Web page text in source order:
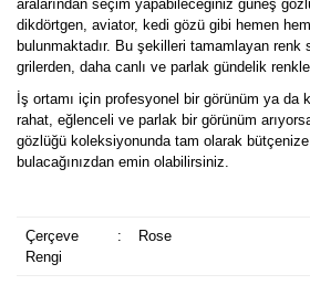
aralarından seçim yapabileceğiniz güneş
dikdörtgen, aviator, kedi gözü gibi hemen
bulunmaktadır. Bu şekilleri tamamlayan
grilerden, daha canlı ve parlak gündelik
İş ortamı için profesyonel bir görünüm ya da
rahat, eğlenceli ve parlak bir görünüm
gözlüğü koleksiyonunda tam olarak
bulacağınızdan emin olabilirsiniz.
Çerçeve
Rengi
: Rose